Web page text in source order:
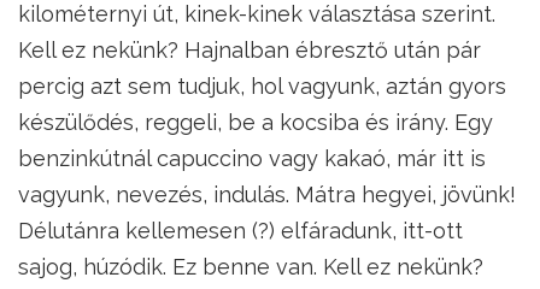
kilométernyi út, kinek-kinek választása szerint.
Kell ez nekünk? Hajnalban ébresztő után pár
percig azt sem tudjuk, hol vagyunk, aztán gyors
készülődés, reggeli, be a kocsiba és irány. Egy
benzinkútnál capuccino vagy kakaó, már itt is
vagyunk, nevezés, indulás. Mátra hegyei, jövünk!
Délutánra kellemesen (?) elfáradunk, itt-ott
sajog, húzódik. Ez benne van. Kell ez nekünk?